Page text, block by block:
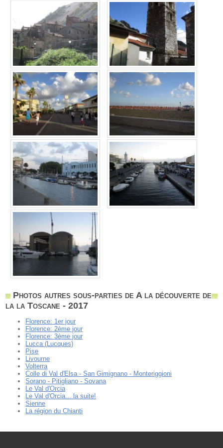
Photos autres sous-parties de A la découverte de
la la Toscane - 2017
Florence: 1er jour
Florence: 2ème jour
Florence: 3ème jour
Lucca (Lucques)
Pise
Livourne
Volterra
Colle di Val d'Elsa - San Gimignano - Monteriggioni
Sorano - Pitigliano - Sovana
Le Val d'Orcia
Le Val d'Orcia... la suite!
Sienne
La région du Chianti